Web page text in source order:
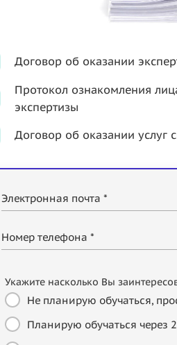
Договор об оказании
Протокол ознакомления
экспертизы
Договор об оказании услуг
Электронная почта *
Номер телефона *
Укажите насколько Вы
Не планирую обучаться,
Планирую обучаться через